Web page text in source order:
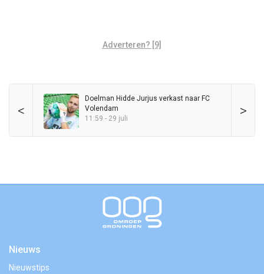
Adverteren? [9]
< >
Doelman Hidde Jurjus verkast naar FC
Volendam
11:59 - 29 juli
Nieuws
Nieuwstips